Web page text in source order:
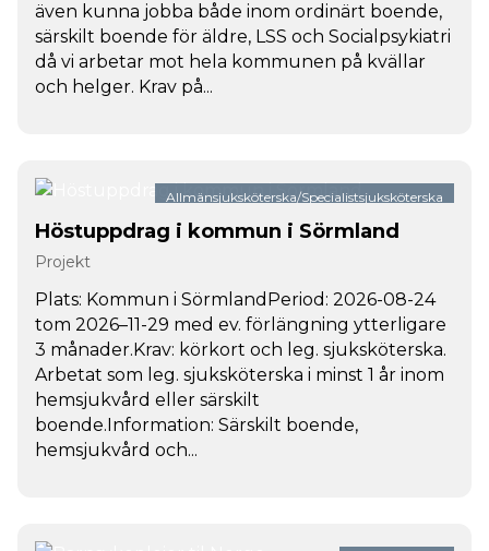
även kunna jobba både inom ordinärt boende,
särskilt boende för äldre, LSS och Socialpsykiatri
då vi arbetar mot hela kommunen på kvällar
och helger. Krav på...
Allmänsjuksköterska/Specialistsjuksköterska
Höstuppdrag i kommun i Sörmland
Projekt
Plats: Kommun i SörmlandPeriod: 2026-08-24
tom 2026–11-29 med ev. förlängning ytterligare
3 månader.Krav: körkort och leg. sjuksköterska.
Arbetat som leg. sjuksköterska i minst 1 år inom
hemsjukvård eller särskilt
boende.Information: Särskilt boende,
hemsjukvård och...